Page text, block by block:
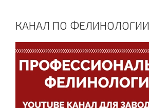
КАНАЛ ПО ФЕЛИНОЛОГИИ